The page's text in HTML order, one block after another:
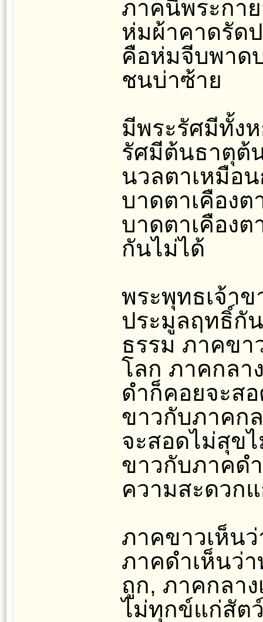
ภาคนี้พระกาย
ห่มผ้าคาดรัด
คือห่มจีบพาด
ชนบ่าซ้าย
มีพระรัศมีทั้ง
รัศมีต้นธาตุต้
นวลตาเหมือ
บาดตาเคือง
บาดตาเคือง
กันไม่ได้
พระพุทธเจ้า
ประมูลฤทธิ์กั
ธรรม ภาคขา
โลก ภาคกลา
ดำก็คอยจะส
ขาวกับภาคก
จะสอดไม่สุข
ขาวกับภาคด
ความสะดวก
ภาคขาวเห็น
ภาคดำเห็นว่
ถูก, ภาคกลา
ไม่ทุกข์แก่สัต